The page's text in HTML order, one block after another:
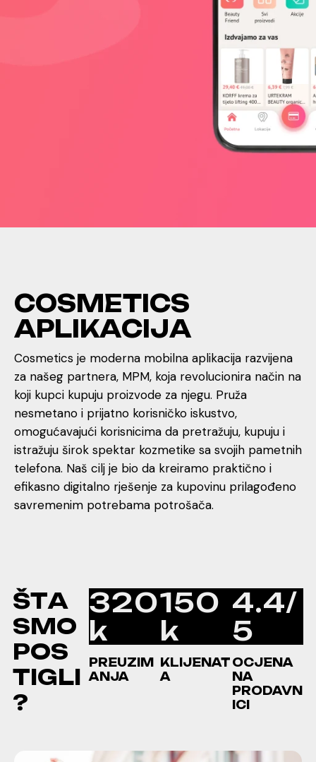
COSMETICS
APLIKACIJA
Cosmetics je moderna mobilna aplikacija razvijena
za našeg partnera, MPM, koja revolucionira način na
koji kupci kupuju proizvode za njegu. Pruža
nesmetano i prijatno korisničko iskustvo,
omogućavajući korisnicima da pretražuju, kupuju i
istražuju širok spektar kozmetike sa svojih pametnih
telefona. Naš cilj je bio da kreiramo praktično i
efikasno digitalno rješenje za kupovinu prilagođeno
savremenim potrebama potrošača.
ŠTA
SMO
POS
TIGLI
?
320
k
PREUZIM
ANJA
150
k
KLIJENAT
A
4.4/
5
OCJENA
NA
PRODAVN
ICI